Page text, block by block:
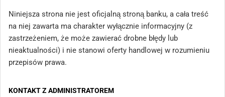
Niniejsza strona nie jest oficjalną stroną banku, a cała treść
na niej zawarta ma charakter wyłącznie informacyjny (z
zastrzeżeniem, że może zawierać drobne błędy lub
nieaktualności) i nie stanowi oferty handlowej w rozumieniu
przepisów prawa.
KONTAKT Z ADMINISTRATOREM